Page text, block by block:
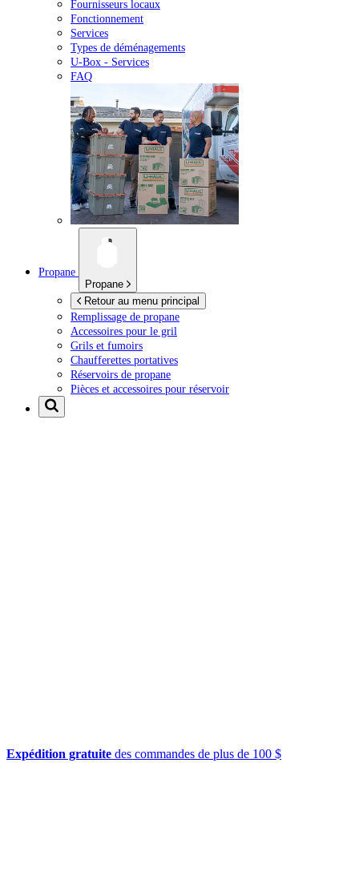
Fournisseurs locaux
Fonctionnement
Services
Types de déménagements
U-Box - Services
FAQ
Propane
Propane
Retour au menu principal
Remplissage de propane
Accessoires pour le gril
Grils et fumoirs
Chaufferettes portatives
Réservoirs de propane
Pièces et accessoires pour réservoir
Expédition gratuite des commandes de plus de 100 $